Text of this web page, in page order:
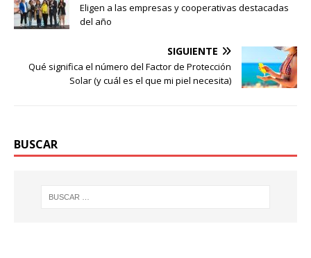
Eligen a las empresas y cooperativas destacadas
del año
SIGUIENTE
Qué significa el número del Factor de Protección
Solar (y cuál es el que mi piel necesita)
BUSCAR